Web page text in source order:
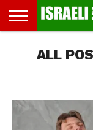
МУЗЕИ
СТРАНА
ФЕСТИВАЛЕЙ
ТЕАТР
КНИГИ.
ТЕКСТЫ
МУЗЫКА
РЕЛИГИЯ/
ИСТОРИЯ
ДВИЖЕНИЕ
ДЕТИ
ВЫХОДНОГО
МАРШРУТЫ
ПРОГУЛЬЩИКА
ВИДЕО-
РЕЧИ
ВПЕЧАТЛЕНИЯ
ВСТРЕЧИ
ИНТЕРВЬЮ
КИНО
TEL
AVIVALL